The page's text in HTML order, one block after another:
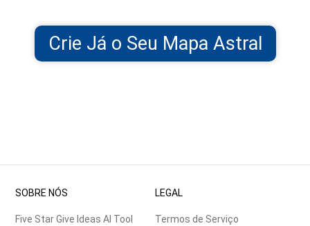
Crie Já o Seu Mapa Astral
SOBRE NÓS
Five Star Give Ideas AI Tool
LEGAL
Termos de Serviço